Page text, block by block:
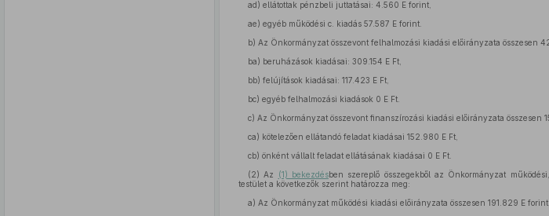
ad) ellátottak pénzbeli juttatásai: 4.560 E forint,
ae) egyéb működési c. kiadás 57.587 E forint.
b) Az Önkormányzat összevont felhalmozási kiadási előirányzata összesen
ba) beruházások kiadásai: 309.154 E Ft,
bb) felújítások kiadásai: 117.423 E Ft,
bc) egyéb felhalmozási kiadások 0 E Ft.
c) Az Önkormányzat összevont finanszírozási kiadási előirányzata összesen
ca) kötelezően ellátandó feladat kiadásai 152.980 E Ft,
cb) önként vállalt feladat ellátásának kiadásai 0 E Ft.
(2) Az (1) bekezdésben szereplő összegekből az Önkormányzat
testület a következők szerint határozza meg:
a) Az Önkormányzat működési kiadási előirányzata összesen 191.829 E